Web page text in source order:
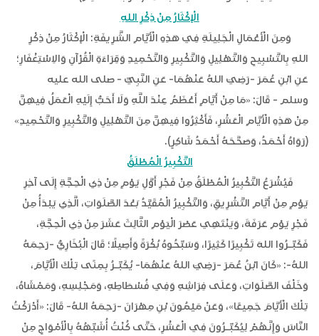
الْإكْثَارُ مِنْ ذِكْرِ اللهِ
وَمِنَ الْأَعْمَالِ الْجَلِيلَةِ فِي هَذِهِ الْأَيَّامِ الشَّرِيفَةِ: الْإكْثَارُ مِنْ ذِكْرِ
اللهِ بِالتَّسْبِيحِ وَالتَّهْلِيلِ وَالتَّكْبِيرِ وَالتَّحْمِيدِ وَقِرَاءَةِ الْقُرْآنِ وَالاِسْتِغْفَارِ؛
عَنِ ابْنِ عُمَرَ -رَضِيَ اللهُ عَنْهُمَا- عَنِ النَّبِيِّ - صلى الله عليه
وسلم - قَالَ: «مَا مِنْ أَيَّامٍ أَعْظَمُ عِنْدَ اللَّهِ وَلَا أَحَبُّ إِلَيْهِ الْعَمَلُ فِيهِنَّ
مِنْ هَذِهِ الْأَيَّامِ الْعَشْرِ، فَأَكْثِرُوا فِيهِنَّ مِنَ التَّهْلِيلِ وَالتَّكْبِيرِ وَالتَّحْمِيدِ»
(رَوَاهُ أَحْمَدُ، وَصَحَّحَهُ أَحْمَدُ شَاكِرٍ).
التَّكْبِيرُ الْمُطْلَقُ
فَيُشْرَعُ التَّكْبِيرُ الْمُطْلَقُ مِنْ فَجْرِ أَوَّلِ يَوْمٍ مِنْ ذِي الْحِجَّةِ إِلَى آخِرِ
يَوْمٍ مِنْ أَيَّامِ التَّشْرِيقِ، وَالتَّكْبِيرُ الْمُقَيَّدُ بَعْدَ الصَّلَوَاتِ، الَّذِي يَبْدَأُ مِنْ
فَجْرِ يَوْمِ عَرَفَةَ، وَيَنْتَهِي عَصْرَ الْيَوْمِ الثَّالِثَ عَشَرَ مِنْ ذِي الْحِجَّةِ،
فَكَبِّـرُوا اللهَ تَكْبِيرًا كَثِيرًا، وَسَبِّحُوهُ بُكْرَةً وَأَصِيلًا؛ قَالَ الْبُخَارِيُّ -رَحِمَهُ
اللهُ-: «كَانَ ابْنُ عُمَرَ -رَضِيَ اللهُ عَنْهُمَا- يُكَبِّـرُ بِمِنًى تِلْكَ الْأَيَّامَ،
وَخَلْفَ الصَّلَوَاتِ، وَعَلَى فِرَاشِهِ وَفِي فُسْطَاطِهِ، وَمَجْلِسِهِ، وَمَمْشَاهُ،
تِلْكَ الْأَيَّامَ جَمِيعًا»، وَعَنْ مَيْمُونَ بْنِ مِهْرَانَ -رَحِمَهُ اللهُ- قَالَ: «أَدْرَكْتُ
النَّاسَ وَإِنَّهُمْ لِيُكَبِّـرُونَ فِي الْعَشْرِ، حَتَّى كُنْتُ أُشَبِّهُهُ بِالْأَمْوَاجِ مِنْ